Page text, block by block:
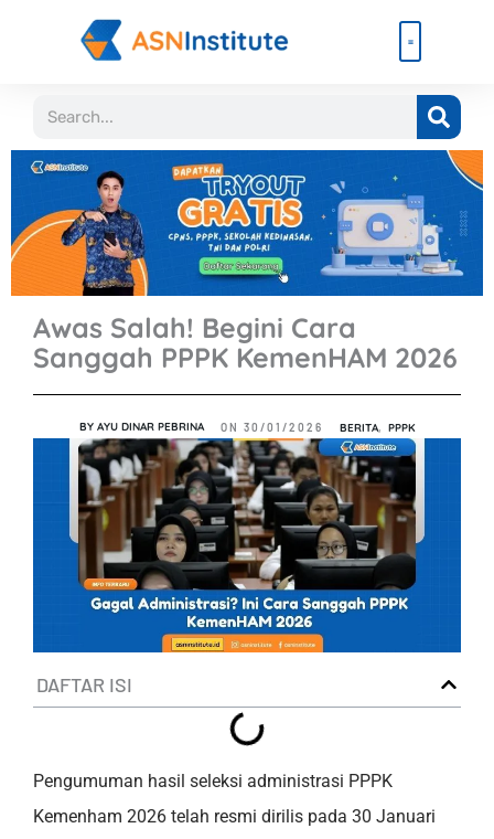
Search
Awas Salah! Begini Cara
Sanggah PPPK KemenHAM 2026
BYAYU DINAR PEBRINA ON 30/01/2026 BERITA, PPPK
DAFTAR ISI
Pengumuman hasil seleksi administrasi PPPK
Kemenham 2026 telah resmi dirilis pada 30 Januari